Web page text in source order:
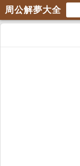
周公解夢大全